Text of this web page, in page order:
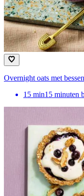
Overnight oats met
15 min15 minuten